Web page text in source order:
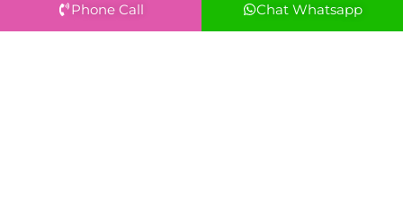
Phone Call Chat Whatsapp